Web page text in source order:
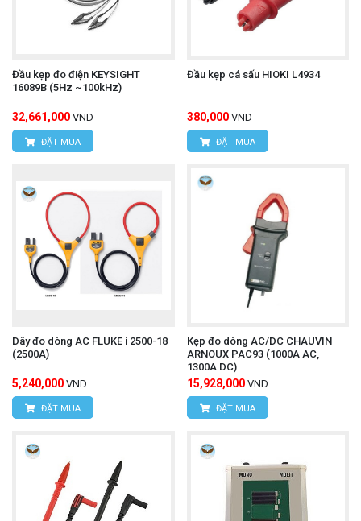
Đầu kẹp đo điện KEYSIGHT
16089B (5Hz ~100kHz)
32,661,000 VND
ĐẶT MUA
Đầu kẹp cá sấu HIOKI L4934
380,000 VND
ĐẶT MUA
Dây đo dòng AC FLUKE i 2500-18
(2500A)
5,240,000 VND
ĐẶT MUA
Kẹp đo dòng AC/DC CHAUVIN
ARNOUX PAC93 (1000A AC,
1300A DC)
15,928,000 VND
ĐẶT MUA